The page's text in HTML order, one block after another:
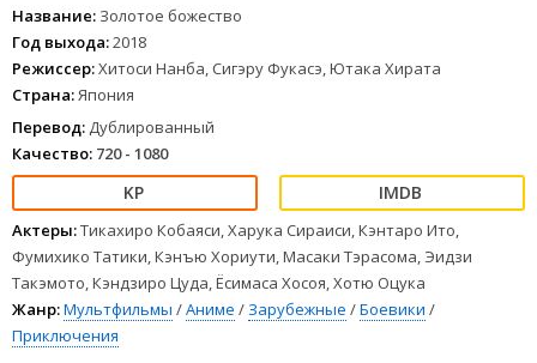
Название: Золотое божество
Год выхода:2018
Режиссер:Хитоси Нанба, Сигэру Фукасэ, Ютака Хирата
Страна:Япония
Перевод: Дублированный
Качество: 720 - 1080
Актеры:Тикахиро Кобаяси, Харука Сираиси, Кэнтаро Ито,
Фумихико Татики, Кэнъю Хориути, Масаки Тэрасома, Эидзи
Такэмото, Кэндзиро Цуда, Ёсимаса Хосоя, Хотю Оцука
Жанр:Мультфильмы /Аниме / Зарубежные /Боевики /
Приключения